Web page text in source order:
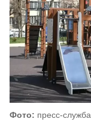
Фото: пресс-